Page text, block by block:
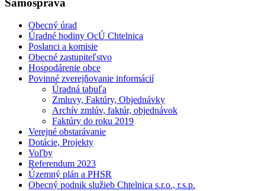
Obecný úrad
Úradné hodiny OcÚ Chtelnica
Poslanci a komisie
Obecné zastupiteľstvo
Hospodárenie obce
Povinné zverejňovanie informácií
Úradná tabuľa
Zmluvy, Faktúry, Objednávky
Archív zmlúv, faktúr, objednávok
Faktúry do roku 2019
Verejné obstarávanie
Dotácie, Projekty
Voľby
Referendum 2023
Územný plán a PHSR
Obecný podnik služieb Chtelnica s.r.o., r.s.p.